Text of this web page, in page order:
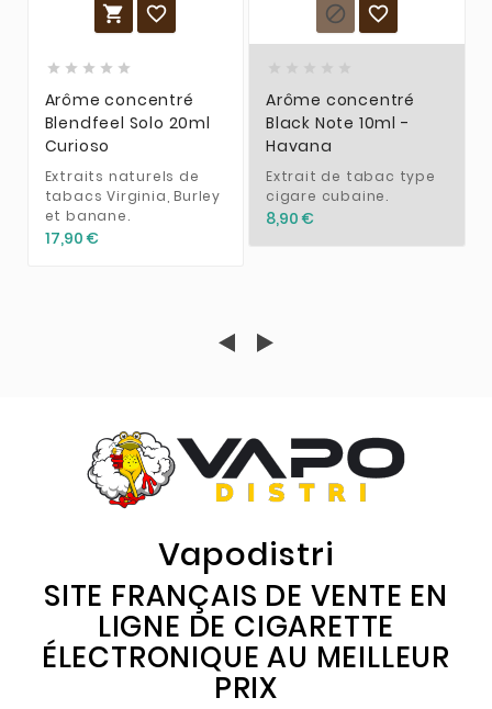
 
    
Arôme concentré
Blendfeel Solo 20ml
Curioso
Extraits naturels de
tabacs Virginia, Burley
et banane.
17,90 €
 
Arôme concentré
Black Note 10ml -
Havana
Extrait de tabac type
cigare cubaine.
8,90 €
Vapodistri
SITE FRANÇAIS DE VENTE EN
LIGNE DE CIGARETTE
ÉLECTRONIQUE AU MEILLEUR
PRIX